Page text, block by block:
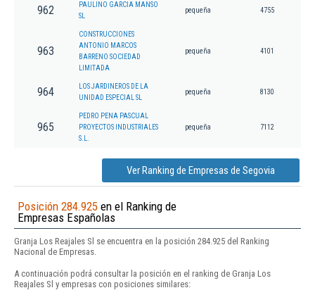
962
PAULINO GARCIA MANSO
SL
pequeña 4755
963
CONSTRUCCIONES
ANTONIO MARCOS
BARRENO SOCIEDAD
LIMITADA
pequeña 4101
964
LOS JARDINEROS DE LA
UNIDAD ESPECIAL SL
pequeña 8130
965
PEDRO PENA PASCUAL
PROYECTOS INDUSTRIALES
S.L.
pequeña 7112
Ver Ranking de Empresas de Segovia
Posición 284.925 en el Ranking de
Empresas Españolas
Granja Los Reajales Sl se encuentra en la posición 284.925 del Ranking
Nacional de Empresas.
A continuación podrá consultar la posición en el ranking de Granja Los
Reajales Sl y empresas con posiciones similares: